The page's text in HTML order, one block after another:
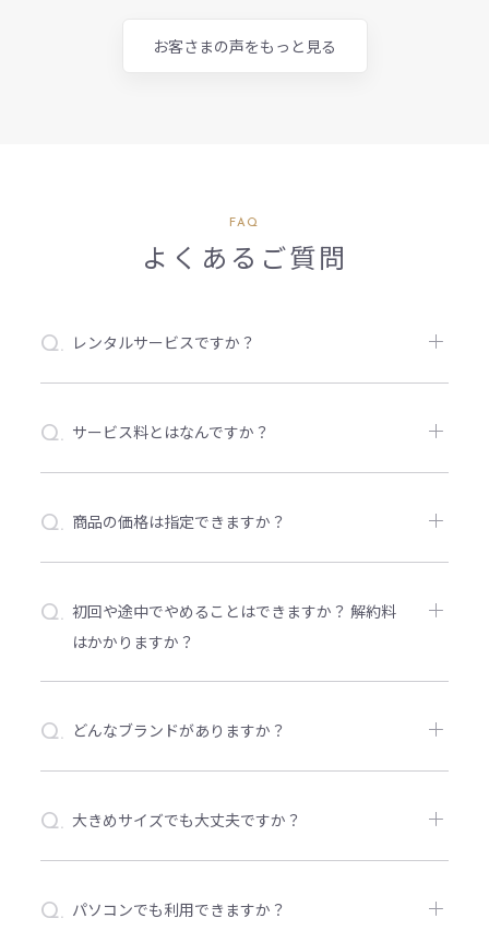
お客さまの声をもっと見る
FAQ
よくあるご質問
Q. レンタルサービスですか？
着後、購入していただくサービスとなります。
Q. サービス料とはなんですか？
料、返送料を含んだ料金です。お客さま専用の
Q. 商品の価格は指定できますか？
にご予算を設定していただくことが可能です。
Q. 初回や途中でやめることはできますか？ 解約料
はかかりますか？
の一時停止や退会・解約していただけます。ま
Q. どんなブランドがありますか？
取り扱いしております。
Q. 大きめサイズでも大丈夫ですか？
3L以上は取り扱いブランドが限定される場合が
Q. パソコンでも利用できますか？